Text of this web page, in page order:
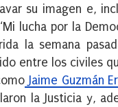
su imagen e,
lucha por la
la semana
entre los civiles
Jaime Guzmán
la Justicia y,